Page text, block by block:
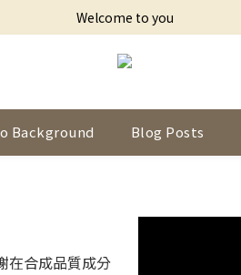
Welcome to you
Background Blog Posts
在合成品質成分